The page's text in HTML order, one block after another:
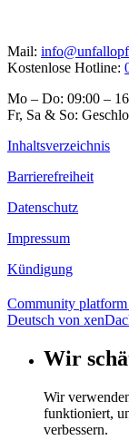
Mail:
Kostenlose Hotline:
Mo – Do: 09:00 –
Fr, Sa & So:
Inhaltsverzeichnis
Barrierefreiheit
Datenschutz
Impressum
Kündigung
Community
Deutsch von
Wir
Wir
funktioniert,
verbessern.